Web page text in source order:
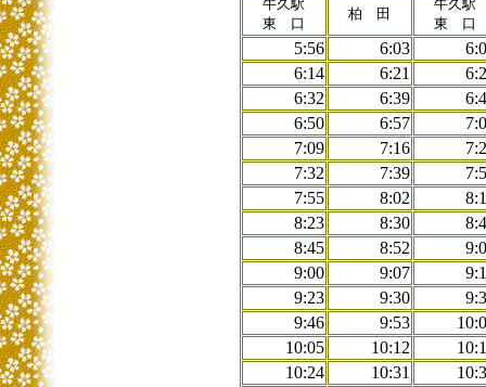
牛久駅
東 口
柏 田
牛久駅
東 口
5:56 6:03
6:14
6:21
6:32
6:39
6:50
6:57
7:09
7:16
7:32
7:39
7:55
8:02
8:23
8:30
8:45
8:52
9:00
9:07
9:23
9:30
9:46
9:53
10:05
10:12
10:24
10:31